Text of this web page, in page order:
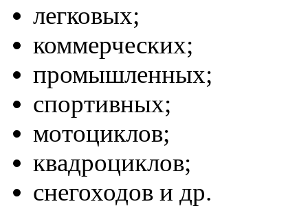
легковых;
коммерческих;
промышленных;
спортивных;
мотоциклов;
квадроциклов;
снегоходов и др.